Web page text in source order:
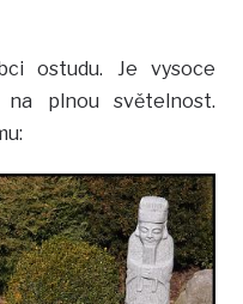
ostudu. Je vysoce
plnou světelnost.